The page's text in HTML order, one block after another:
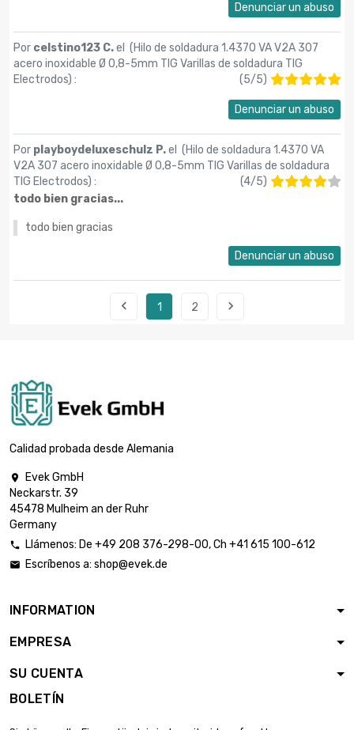
Denunciar un abuso
Por celstino123 C.el (Hilo de soldadura 1.4370 VA V2A 307
acero inoxidable Ø 0,8-5mm TIG Varillas de soldadura TIG
Electrodos) : (5/5)
Denunciar un abuso
Por playboydeluxeschulz P.el (Hilo de soldadura 1.4370 VA
V2A 307 acero inoxidable Ø 0,8-5mm TIG Varillas de soldadura
TIG Electrodos) : (4/5)
todo bien gracias...
todo bien gracias
Denunciar un abuso
 1 2 
Calidad probada desde Alemania

Evek GmbH
Neckarstr. 39
45478 Mulheim an der Ruhr
Germany
 Llámenos: De +49 208 376-298-00, Ch +41 615 100-612
 Escríbenos a: shop@evek.de
INFORMATION
EMPRESA
SU CUENTA
BOLETÍN